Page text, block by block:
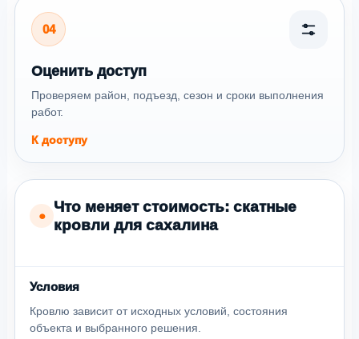
04
Оценить доступ
Проверяем район, подъезд, сезон и сроки выполнения
работ.
К доступу
●
Что меняет стоимость: скатные
кровли для сахалина
Условия
Кровлю зависит от исходных условий, состояния
объекта и выбранного решения.